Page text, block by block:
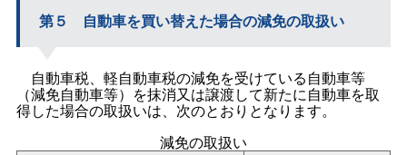
第５ 自動車を買い替えた場合の減免の取扱い
自動車税、軽自動車税の減免を受けている自動車等
（減免自動車等）を抹消又は譲渡して新たに自動車を取
得した場合の取扱いは、次のとおりとなります。
減免の取扱い